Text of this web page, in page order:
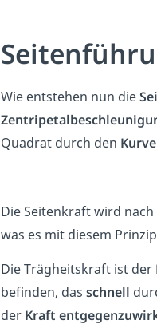
Wie entstehen nun die
Quadrat durch den
Die Seitenkraft wird nach
was es mit diesem
Die Trägheitskraft ist der
befinden, das schnell
der Kraft